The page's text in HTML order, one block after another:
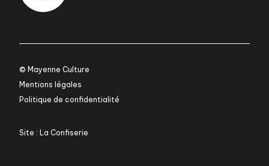
© Mayenne Culture
Mentions légales
Politique de confidentialité
Site : La Confiserie